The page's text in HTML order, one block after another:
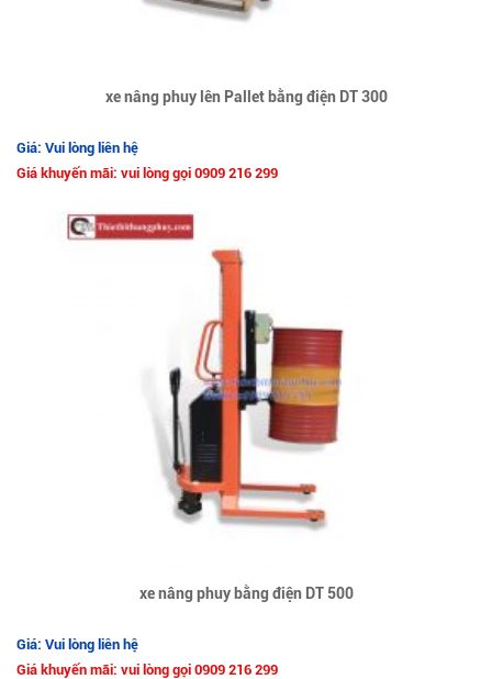
xe nâng phuy lên Pallet bằng điện DT 300
Giá: Vui lòng liên hệ
Giá khuyến mãi: vui lòng gọi 0909 216 299
xe nâng phuy bằng điện DT 500
Giá: Vui lòng liên hệ
Giá khuyến mãi: vui lòng gọi 0909 216 299